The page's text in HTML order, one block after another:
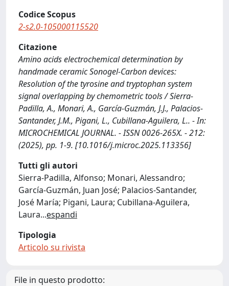
Codice Scopus
2-s2.0-105000115520
Citazione
Amino acids electrochemical determination by
handmade ceramic Sonogel-Carbon devices:
Resolution of the tyrosine and tryptophan system
signal overlapping by chemometric tools / Sierra-
Padilla, A., Monari, A., García-Guzmán, J.J., Palacios-
Santander, J.M., Pigani, L., Cubillana-Aguilera, L.. - In:
MICROCHEMICAL JOURNAL. - ISSN 0026-265X. - 212:
(2025), pp. 1-9. [10.1016/j.microc.2025.113356]
Tutti gli autori
Sierra-Padilla, Alfonso; Monari, Alessandro;
García-Guzmán, Juan José; Palacios-Santander,
José María; Pigani, Laura; Cubillana-Aguilera,
Laura...espandi
Tipologia
Articolo su rivista
File in questo prodotto: